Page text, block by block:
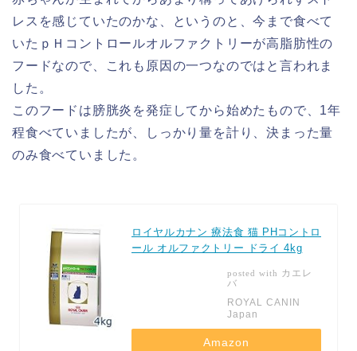
レスを感じていたのかな、というのと、今まで食べて
いたｐＨコントロールオルファクトリーが高脂肪性の
フードなので、これも原因の一つなのではと言われま
した。
このフードは膀胱炎を発症してから始めたもので、1年
程食べていましたが、しっかり量を計り、決まった量
のみ食べていました。
ロイヤルカナン 療法食 猫 PHコントロ
ール オルファクトリー ドライ 4kg
posted with カエレ
バ
ROYAL CANIN
Japan
Amazon